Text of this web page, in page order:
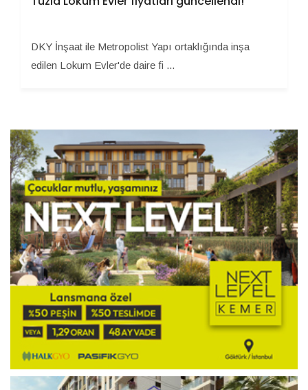
DKY İnşaat ile Metropolist Yapı ortaklığında inşa
edilen Lokum Evler'de daire fi ...